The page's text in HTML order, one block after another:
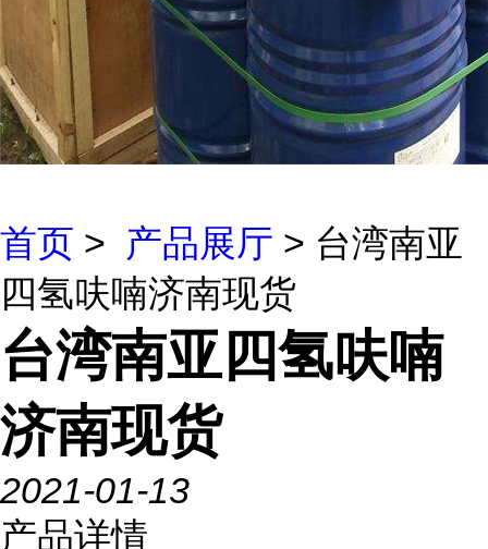
首页 > 产品展厅 > 台湾南亚
四氢呋喃济南现货
台湾南亚四氢呋喃
济南现货
2021-01-13
产品详情